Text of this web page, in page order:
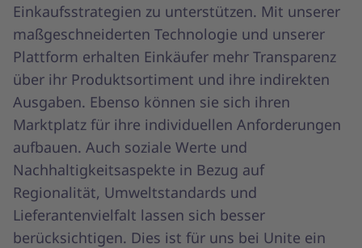
Einkaufsstrategien zu unterstützen. Mit unserer
maßgeschneiderten Technologie und unserer
Plattform erhalten Einkäufer mehr Transparenz
über ihr Produktsortiment und ihre indirekten
Ausgaben. Ebenso können sie sich ihren
Marktplatz für ihre individuellen Anforderungen
aufbauen. Auch soziale Werte und
Nachhaltigkeitsaspekte in Bezug auf
Regionalität, Umweltstandards und
Lieferantenvielfalt lassen sich besser
berücksichtigen. Dies ist für uns bei Unite ein